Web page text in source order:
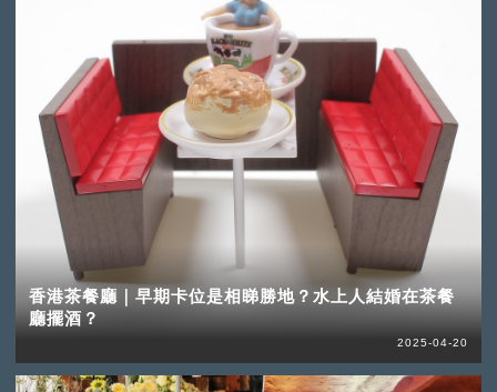
香港茶餐廳｜早期卡位是相睇勝地？水上人結婚在茶餐
廳擺酒？
2025-04-20